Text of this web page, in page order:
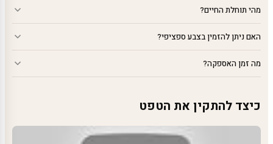
מהי תוחלת החיים?
האם ניתן להזמין בצבע ספציפי?
מה זמן האספקה?
כיצד להתקין את הטפט